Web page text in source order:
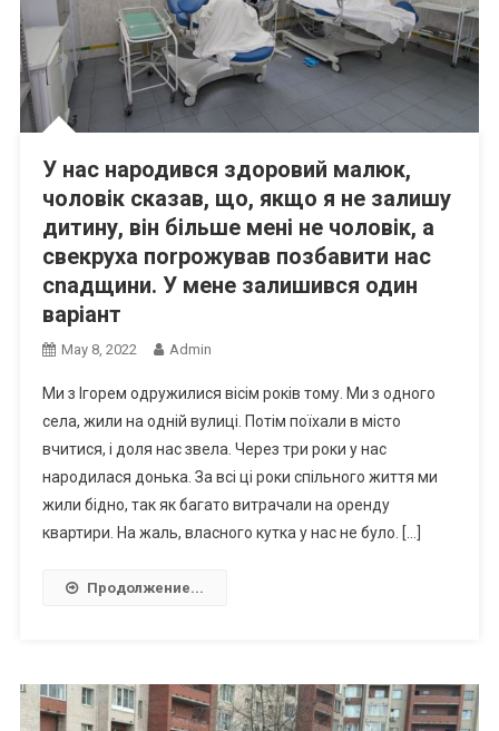
У нас народився здоровий малюк,
чоловік сказав, що, якщо я не залишу
дитину, він більше мені не чоловік, а
свекруха поrрожував позбавити нас
сnадщини. У мене залишився один
варіант
May 8, 2022 Admin
Ми з Ігорем одружилися вісім років тому. Ми з одного
села, жили на одній вулиці. Потім поїхали в місто
вчитися, і доля нас звела. Через три роки у нас
народилася донька. За всі ці роки спільного життя ми
жили бідно, так як багато витрачали на оренду
квартири. На жаль, власного кутка у нас не було. […]
Продолжение...